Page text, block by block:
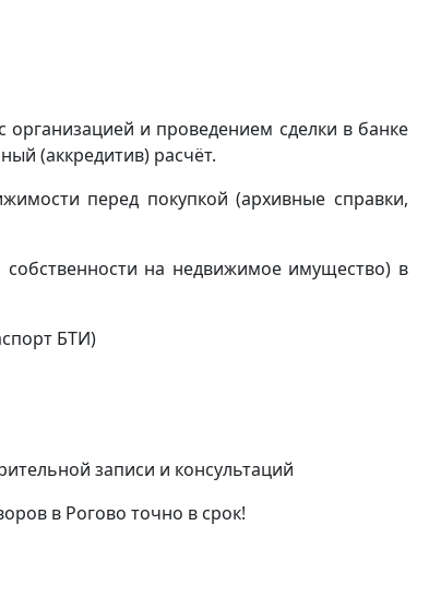
и проведением сделки в банке
(аккредитив) расчёт.
перед покупкой (архивные справки,
собственности на недвижимое имущество) в
БТИ)
записи и консультаций
в Рогово точно в срок!